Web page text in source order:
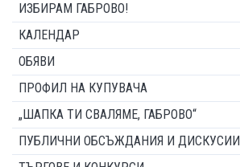
ИЗБИРАМ ГАБРОВО!
КАЛЕНДАР
ОБЯВИ
ПРОФИЛ НА КУПУВАЧА
„ШАПКА ТИ СВАЛЯМЕ, ГАБРОВО“
ПУБЛИЧНИ ОБСЪЖДАНИЯ И ДИСКУСИИ